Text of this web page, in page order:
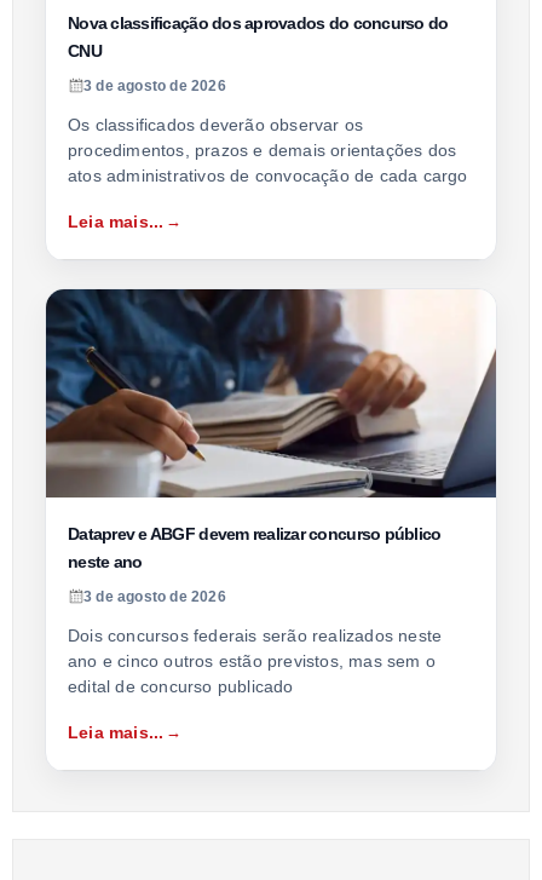
Nova classificação dos aprovados do concurso do
CNU
3 de agosto de 2026
Os classificados deverão observar os
procedimentos, prazos e demais orientações dos
atos administrativos de convocação de cada cargo
Leia mais...
Dataprev e ABGF devem realizar concurso público
neste ano
3 de agosto de 2026
Dois concursos federais serão realizados neste
ano e cinco outros estão previstos, mas sem o
edital de concurso publicado
Leia mais...